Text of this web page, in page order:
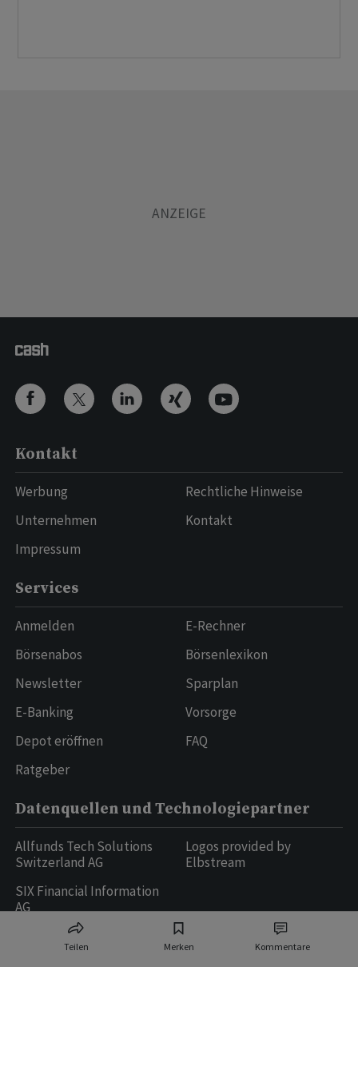
Teilen Merken Kommentare
Kontakt
Werbung
Unternehmen
Impressum
Rechtliche Hinweise
Kontakt
Services
Anmelden
Börsenabos
Newsletter
E-Banking
Depot eröffnen
Ratgeber
E-Rechner
Börsenlexikon
Sparplan
Vorsorge
FAQ
Datenquellen und Technologiepartner
Allfunds Tech Solutions
Switzerland AG
SIX Financial Information
AG
Logos provided by
Elbstream
Ringier AG | Ringier Medien Schweiz